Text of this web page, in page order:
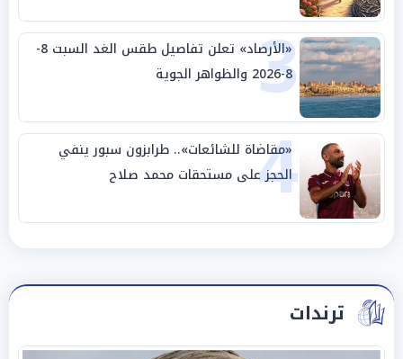
3
«الأرصاد» تعلن تفاصيل طقس الغد السبت 8-
8-2026 والظواهر الجوية
4
«مقاضاة للشائعات».. طرابزون سبور ينفي
الحجز على مستحقات محمد صلاح
ترندات